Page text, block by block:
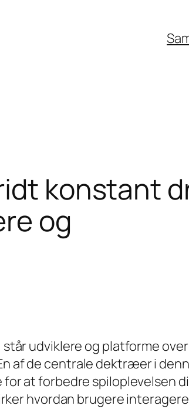
konstant
og
udviklere og platforme
af de centrale dektræer i
at forbedre spiloplevelsen
hvordan brugere